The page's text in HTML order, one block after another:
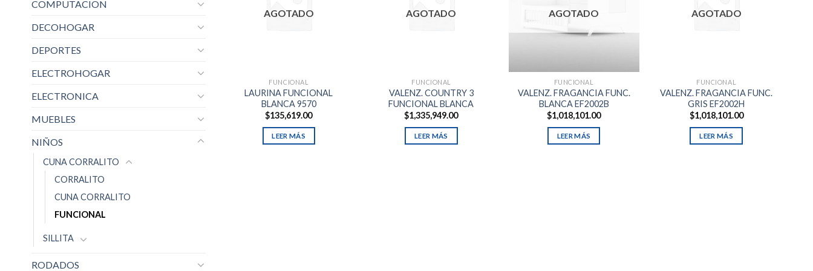
COMPUTACION
DECOHOGAR
DEPORTES
ELECTROHOGAR
ELECTRONICA
MUEBLES
NIÑOS
CUNA CORRALITO
CORRALITO
CUNA CORRALITO
FUNCIONAL
SILLITA
RODADOS
AGOTADO
FUNCIONAL
LAURINA FUNCIONAL
BLANCA 9570
$135,619.00
LEER MÁS
AGOTADO
FUNCIONAL
VALENZ. COUNTRY 3
FUNCIONAL BLANCA
$1,335,949.00
LEER MÁS
AGOTADO
FUNCIONAL
VALENZ. FRAGANCIA FUNC.
BLANCA EF2002B
$1,018,101.00
LEER MÁS
AGOTADO
FUNCIONAL
VALENZ. FRAGANCIA FUNC.
GRIS EF2002H
$1,018,101.00
LEER MÁS